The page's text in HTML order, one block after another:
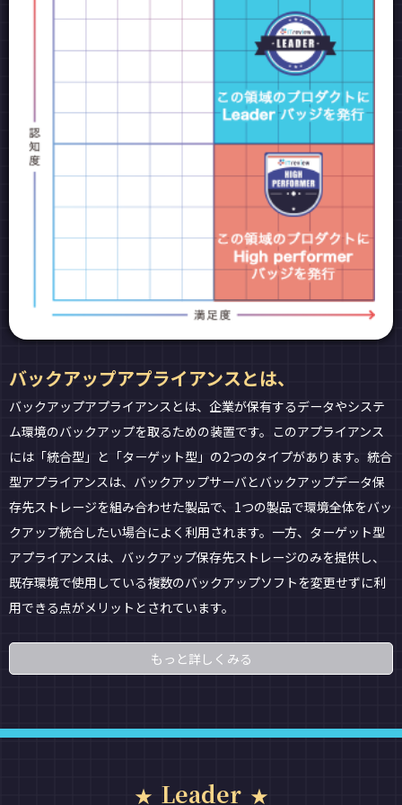
バックアップアプライアンスとは、
バックアップアプライアンスとは、企業が保有するデータやシステ
ム環境のバックアップを取るための装置です。このアプライアンス
には「統合型」と「ターゲット型」の2つのタイプがあります。統合
型アプライアンスは、バックアップサーバとバックアップデータ保
存先ストレージを組み合わせた製品で、1つの製品で環境全体をバッ
クアップ統合したい場合によく利用されます。一方、ターゲット型
アプライアンスは、バックアップ保存先ストレージのみを提供し、
既存環境で使用している複数のバックアップソフトを変更せずに利
用できる点がメリットとされています。
もっと詳しくみる
Leader